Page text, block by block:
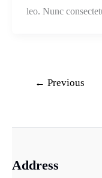
leo. Nunc
← Previous
Address